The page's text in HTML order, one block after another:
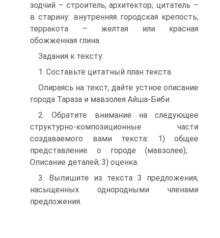
зодчий – строитель, архитектор; цитатель –
в старину: внутренняя городская крепость;
терракота – желтая или красная
обожженная глина.
Задания к тексту:
1. Составьте цитатный план текста.
Опираясь на текст, дайте устное описание
города Тараза и мавзолея Айша-Биби.
2. Обратите внимание на следующее
структурно-композиционные части
создаваемого вами текста: 1) общее
представление о городе (мавзолее);
Описание деталей; 3) оценка.
3. Выпишите из текста 3 предложения,
насыщенных однородными членами
предложения.